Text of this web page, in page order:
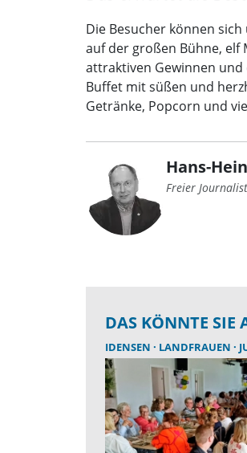
Die Besucher können
auf der großen Bühne, elf
attraktiven Gewinnen
Buffet mit süßen und
Getränke, Popcorn und
Hans-
Freier Journalist
DAS KÖNNTE SIE
IDENSEN LANDFRAUEN